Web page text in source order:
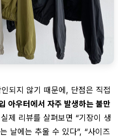
되지 않기 때문에, 단점은 직접
아우터에서 자주 발생하는 불만
제 리뷰를 살펴보면 “기장이 생
날에는 추울 수 있다”, “사이즈